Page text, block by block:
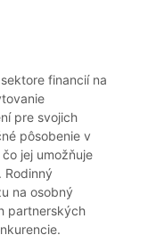
financií na
pre svojich
pôsobenie v
jej umožňuje
na osobný
partnerských